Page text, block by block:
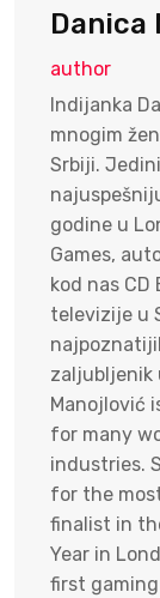
Danica
author
Indijanka
mnogim
Srbiji.
godine u
Games,
kod nas
televizije u
zaljubljenik
Manojlović
for many
industries.
for the
finalist in
Year in
first